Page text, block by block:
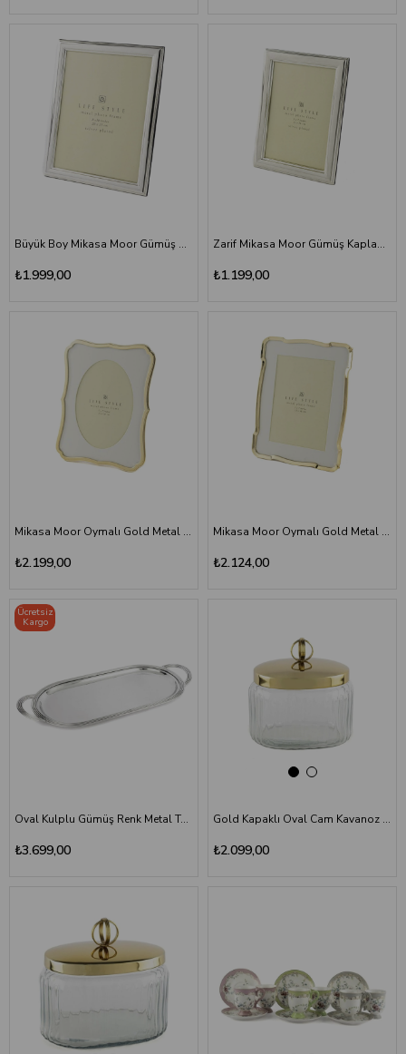
Büyük Boy Mikasa Moor Gümüş Metal Fotoğraf Çerçevesi (20x25 cm)
₺1.999,00
Zarif Mikasa Moor Gümüş Kaplama Metal Fotoğraf Çerçevesi (13x18 cm)
₺1.199,00
Mikasa Moor Oymalı Gold Metal Çerçeve 13x18cm - Oval İç Kesimli Fotoğraf Çerçevesi
₺2.199,00
Mikasa Moor Oymalı Gold Metal Çerçeve 13x18cm - Şık Fotoğraf Çerçevesi
₺2.124,00
Oval Kulplu Gümüş Renk Metal Tepsi - Büyük Boy Dekoratif Sunum Tepsisi
₺3.699,00
Ücretsiz
Kargo
Gold Kapaklı Oval Cam Kavanoz 14x10x14cm - Orta Boy Dekoratif Saklama Kutusu
₺2.099,00